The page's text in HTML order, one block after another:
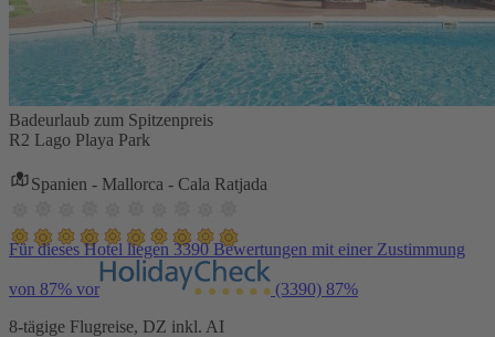
Badeurlaub zum Spitzenpreis
R2 Lago Playa Park
Spanien - Mallorca - Cala Ratjada
Für dieses Hotel liegen 3390 Bewertungen mit einer Zustimmung
von 87% vor (3390) 87%
8-tägige Flugreise, DZ inkl. AI